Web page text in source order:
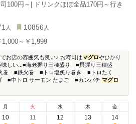
100円～| ドリンクほぼ全品170円～行き
人 10856 人
1,000～￥1,999
お店の雰囲気も良い♪ お寿司はマグロやひかり
味しい...■海老握り三種盛り ■貝握り三種盛
巻 ■鉄火巻 ■トロ塩炙り巻き ■トロたく
■中トロ サーモン たまご ■カンパチ マグロ
月
10
火
11
水
12
木
13
金
14